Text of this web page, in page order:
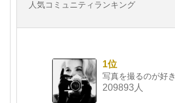
人気コミュニティランキング
1位
写真を撮るのが好き
209893人